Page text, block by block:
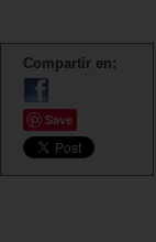
Compartir en:
Save